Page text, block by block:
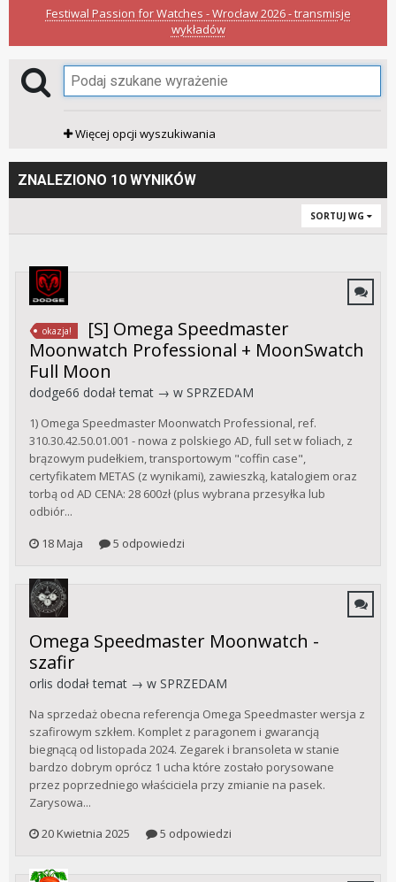
Festiwal Passion for Watches - Wrocław 2026 - transmisje
wykładów
Więcej opcji wyszukiwania
ZNALEZIONO 10 WYNIKÓW
SORTUJ WG
okazja!
[S] Omega Speedmaster
Moonwatch Professional + MoonSwatch
Full Moon
dodge66 dodał temat → w SPRZEDAM
1) Omega Speedmaster Moonwatch Professional, ref.
310.30.42.50.01.001 - nowa z polskiego AD, full set w foliach, z
brązowym pudełkiem, transportowym "coffin case",
certyfikatem METAS (z wynikami), zawieszką, katalogiem oraz
torbą od AD CENA: 28 600zł (plus wybrana przesyłka lub
odbiór...
18 Maja
5 odpowiedzi
Omega Speedmaster Moonwatch -
szafir
orlis dodał temat → w SPRZEDAM
Na sprzedaż obecna referencja Omega Speedmaster wersja z
szafirowym szkłem. Komplet z paragonem i gwarancją
biegnącą od listopada 2024. Zegarek i bransoleta w stanie
bardzo dobrym oprócz 1 ucha które zostało porysowane
przez poprzedniego właściciela przy zmianie na pasek.
Zarysowa...
20 Kwietnia 2025
5 odpowiedzi